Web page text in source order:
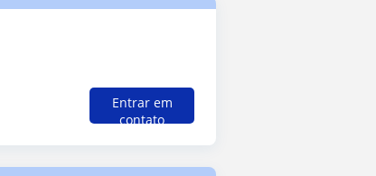
Entrar em
contato